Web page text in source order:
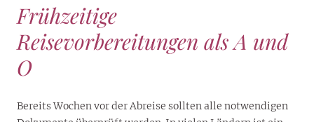
Frühzeitige
Reisevorbereitungen als A und
O
Bereits Wochen vor der Abreise sollten alle notwendigen